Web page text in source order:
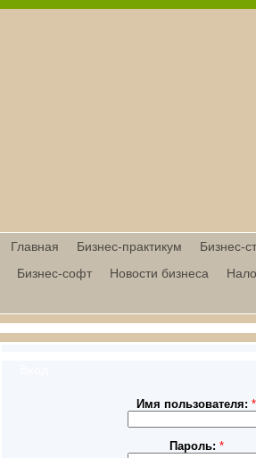
Главная Бизнес-практикум Бизнес-
Бизнес-софт
Новости бизнеса
Имя пользователя:*
Пароль: *